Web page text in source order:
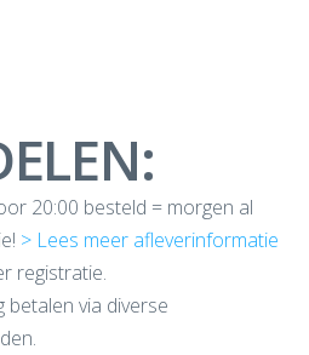
20:00 besteld = morgen al
> Lees meer afleverinformatie
registratie.
betalen via diverse